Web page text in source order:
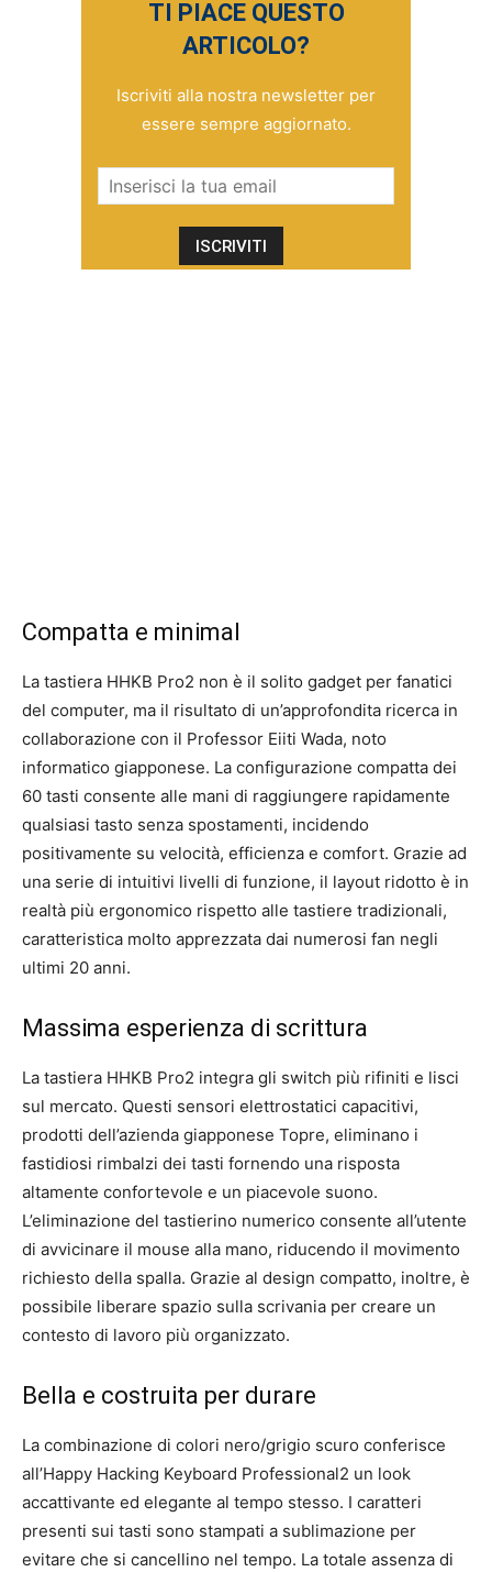
TI PIACE QUESTO
ARTICOLO?
Iscriviti alla nostra newsletter per
essere sempre aggiornato.
Compatta e minimal
La tastiera HHKB Pro2 non è il solito gadget per fanatici
del computer, ma il risultato di un’approfondita ricerca in
collaborazione con il Professor Eiiti Wada, noto
informatico giapponese. La configurazione compatta dei
60 tasti consente alle mani di raggiungere rapidamente
qualsiasi tasto senza spostamenti, incidendo
positivamente su velocità, efficienza e comfort. Grazie ad
una serie di intuitivi livelli di funzione, il layout ridotto è in
realtà più ergonomico rispetto alle tastiere tradizionali,
caratteristica molto apprezzata dai numerosi fan negli
ultimi 20 anni.
Massima esperienza di scrittura
La tastiera HHKB Pro2 integra gli switch più rifiniti e lisci
sul mercato. Questi sensori elettrostatici capacitivi,
prodotti dell’azienda giapponese Topre, eliminano i
fastidiosi rimbalzi dei tasti fornendo una risposta
altamente confortevole e un piacevole suono.
L’eliminazione del tastierino numerico consente all’utente
di avvicinare il mouse alla mano, riducendo il movimento
richiesto della spalla. Grazie al design compatto, inoltre, è
possibile liberare spazio sulla scrivania per creare un
contesto di lavoro più organizzato.
Bella e costruita per durare
La combinazione di colori nero/grigio scuro conferisce
all’Happy Hacking Keyboard Professional2 un look
accattivante ed elegante al tempo stesso. I caratteri
presenti sui tasti sono stampati a sublimazione per
evitare che si cancellino nel tempo. La totale assenza di